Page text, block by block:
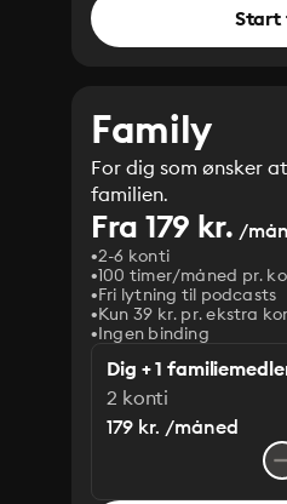
Start
Family
For dig som ønsker
familien.
Fra 179 kr. /
2-6 konti
100 timer/måned pr.
Fri lytning til podcasts
Kun 39 kr. pr. ekstra
Ingen binding
Dig + 1
2 konti
179 kr. /måned